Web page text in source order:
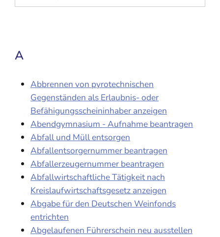
A
Abbrennen von pyrotechnischen
Gegenständen als Erlaubnis- oder
Befähigungsscheininhaber anzeigen
Abendgymnasium - Aufnahme beantragen
Abfall und Müll entsorgen
Abfallentsorgernummer beantragen
Abfallerzeugernummer beantragen
Abfallwirtschaftliche Tätigkeit nach
Kreislaufwirtschaftsgesetz anzeigen
Abgabe für den Deutschen Weinfonds
entrichten
Abgelaufenen Führerschein neu ausstellen